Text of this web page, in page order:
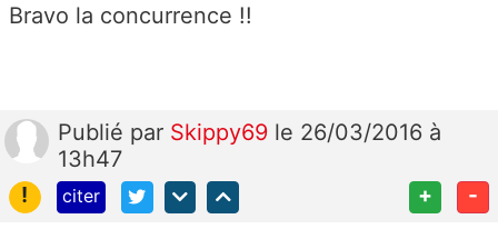
Bravo la concurrence !!
Publié par Skippy69 le 26/03/2016 à
13h47
!
citer + -